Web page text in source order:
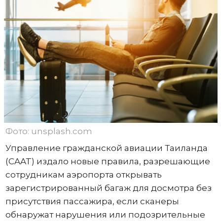
Фото: unsplash.com
Управление гражданской авиации Таиланда
(CAAT) издало новые правила, разрешающие
сотрудникам аэропорта открывать
зарегистрированный багаж для досмотра без
присутствия пассажира, если сканеры
обнаружат нарушения или подозрительные